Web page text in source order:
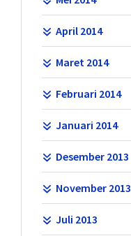
April 2014
Maret 2014
Februari 2014
Januari 2014
Desember 2013
November 2013
Juli 2013